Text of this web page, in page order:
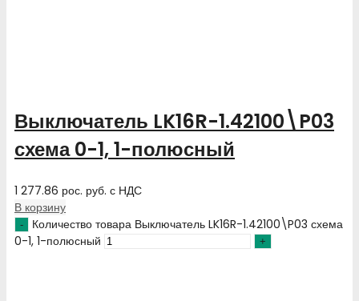
Выключатель LK16R-1.42100\P03
схема 0-1, 1-полюсный
1 277.86 рос. руб. с НДС
В корзину
Количество товара Выключатель LK16R-1.42100\P03 схема
0-1, 1-полюсный